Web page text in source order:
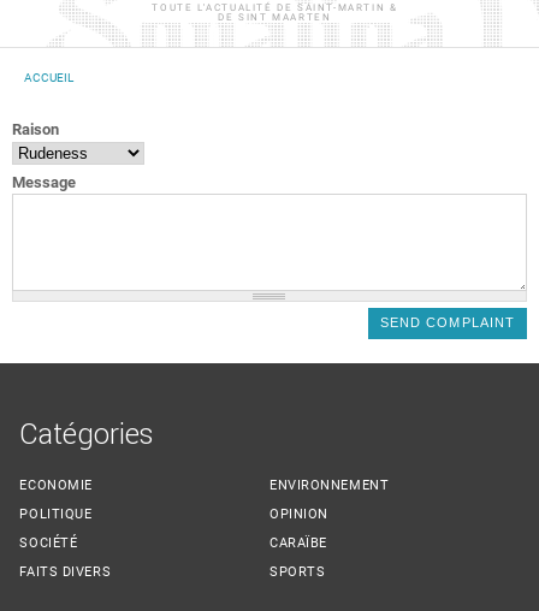
TOUTE L'ACTUALITÉ DE SAINT-MARTIN &
DE SINT MAARTEN
ACCUEIL
Raison
Message
Catégories
ECONOMIE
POLITIQUE
SOCIÉTÉ
FAITS DIVERS
ENVIRONNEMENT
OPINION
CARAÏBE
SPORTS